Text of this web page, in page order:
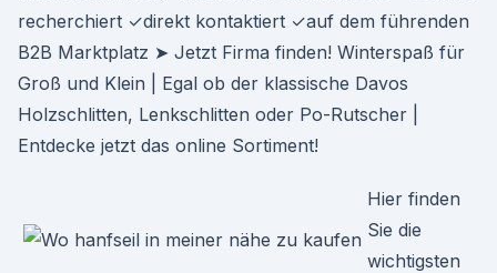
recherchiert ✓direkt kontaktiert ✓auf dem führenden
B2B Marktplatz ➤ Jetzt Firma finden! Winterspaß für
Groß und Klein | Egal ob der klassische Davos
Holzschlitten, Lenkschlitten oder Po-Rutscher |
Entdecke jetzt das online Sortiment!
Hier finden
Sie die
wichtigsten